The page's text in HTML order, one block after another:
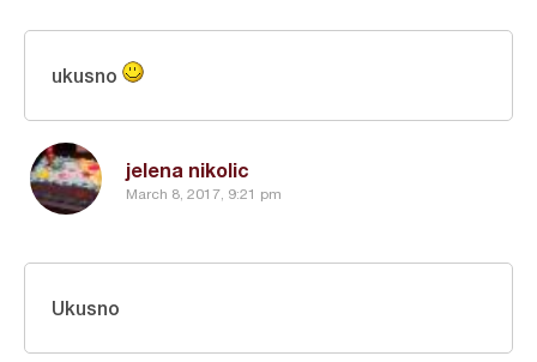
jelena nikolic
March 8, 2017, 9:21 pm
ukusno
Ukusno